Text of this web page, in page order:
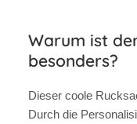
Warum ist
besonders?
Dieser coole
Durch die